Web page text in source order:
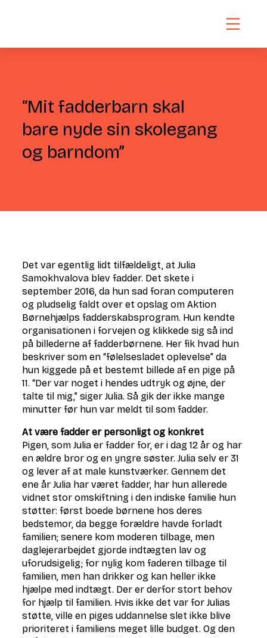
“Mit fadderbarn skal
bare nyde sin skolegang
og barndom”
Det var egentlig lidt tilfældeligt, at Julia
Samokhvalova blev fadder. Det skete i
september 2016, da hun sad foran computeren
og pludselig faldt over et opslag om Aktion
Børnehjælps fadderskabsprogram. Hun kendte
organisationen i forvejen og klikkede sig så ind
på billederne af fadderbørnene. Her fik hvad hun
beskriver som en “følelsesladet oplevelse” da
hun kiggede på et bestemt billede af en pige på
11. “Der var noget i hendes udtryk og øjne, der
talte til mig,” siger Julia. Så gik der ikke mange
minutter før hun var meldt til som fadder.
At være fadder er personligt og konkret
Pigen, som Julia er fadder for, er i dag 12 år og har
en ældre bror og en yngre søster. Julia selv er 31
og lever af at male kunstværker. Gennem det
ene år Julia har været fadder, har hun allerede
vidnet stor omskiftning i den indiske familie hun
støtter: først boede børnene hos deres
bedstemor, da begge forældre havde forladt
familien; senere kom moderen tilbage, men
daglejerarbejdet gjorde indtægten lav og
uforudsigelig; for nylig kom faderen tilbage til
familien, men han drikker og kan heller ikke
hjælpe med indtægt. Der er derfor stort behov
for hjælp til familien. Hvis ikke det var for Julias
støtte, ville en piges uddannelse slet ikke blive
prioriteret i familiens meget lille budget. Og den